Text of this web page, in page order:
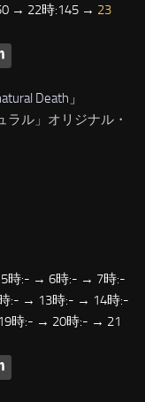
→ 22時:145 → 23
Death 」
ラル」オリジナル・
時:- → 6時:- → 7時:-
:- → 13時:- → 14時:-
時:- → 20時:- → 21